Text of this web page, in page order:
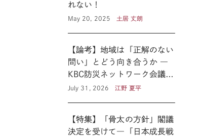
れない！
May 20, 2025 土居 丈朗
【論考】地域は「正解のない
問い」とどう向き合うか ―
KBC防災ネットワーク会議に
見る新たな公共性 ―
July 31, 2026 江野 夏平
【特集】「骨太の方針」閣議
決定を受けて―「日本成長戦